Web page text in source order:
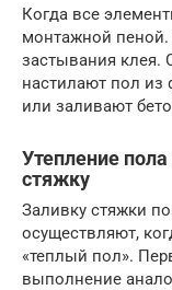
Когда все
монтажной пеной.
застывания клея.
настилают пол из
или заливают
Утепление
стяжку
Заливку стяжки
осуществляют,
«теплый пол».
выполнение